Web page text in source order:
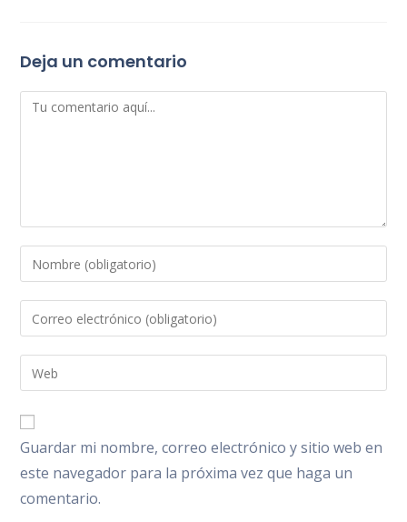
Deja un comentario
Comentario
Introduce
tu
nombre
de
usuario
para
comentar
Introduce
tu
dirección
de
electrónico
para
comentar
Introduce
la
URL
de
tu
web
(opcional)
Guardar mi nombre, correo electrónico y sitio web en
este navegador para la próxima vez que haga un
comentario.